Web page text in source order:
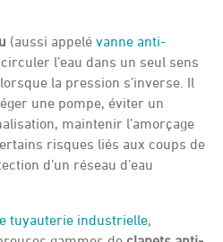
(aussi appelé vanne anti-
l’eau dans un seul sens
la pression s’inverse. Il
une pompe, éviter un
maintenir l’amorçage
risques liés aux coups de
d’un réseau d’eau
tuyauterie industrielle,